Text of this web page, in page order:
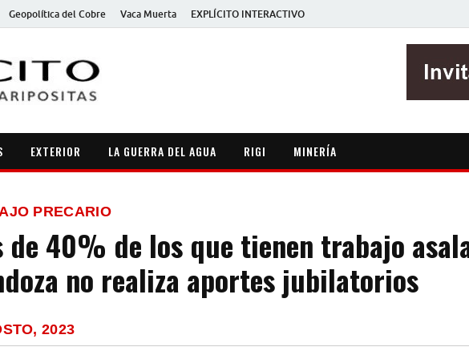
Geopolítica del Cobre Vaca Muerta EXPLÍCITO INTERACTIVO
EXTERIOR LA GUERRA DEL AGUA RIGI MINERÍA
PRECARIO
de 40% de los que tienen trabajo
no realiza aportes jubilatorios
2023